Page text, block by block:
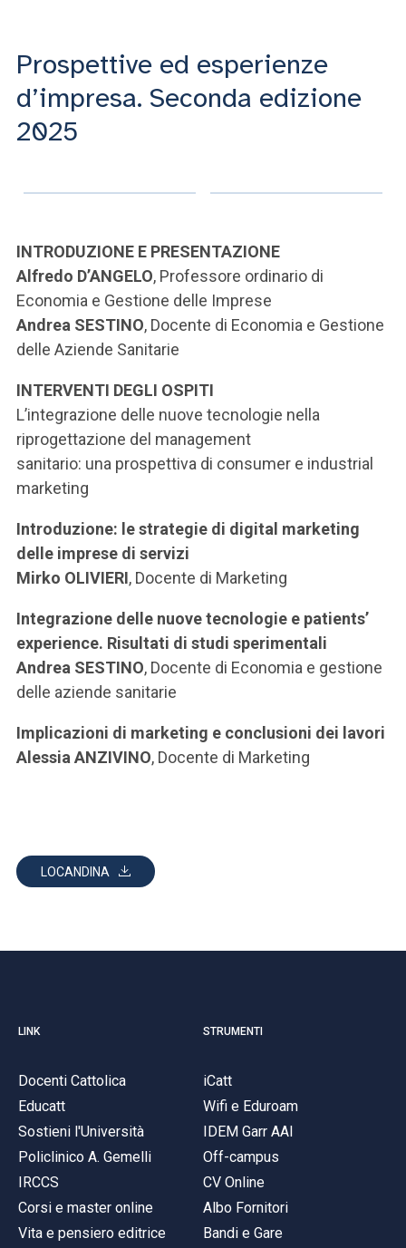
ACCEDI A CLOUDMAIL
Prospettive ed esperienze
d’impresa. Seconda edizione
2025
INTRODUZIONE E PRESENTAZIONE
Alfredo D’ANGELO, Professore ordinario di
Economia e Gestione delle Imprese
Andrea SESTINO, Docente di Economia e Gestione
delle Aziende Sanitarie
INTERVENTI DEGLI OSPITI
L’integrazione delle nuove tecnologie nella
riprogettazione del management
sanitario: una prospettiva di consumer e industrial
marketing
Introduzione: le strategie di digital marketing
delle imprese di servizi
Mirko OLIVIERI, Docente di Marketing
Integrazione delle nuove tecnologie e patients’
experience. Risultati di studi sperimentali
Andrea SESTINO, Docente di Economia e gestione
delle aziende sanitarie
Implicazioni di marketing e conclusioni dei lavori
Alessia ANZIVINO, Docente di Marketing
LOCANDINA
LINK
Docenti Cattolica
Educatt
Sostieni l'Università
Policlinico A. Gemelli
IRCCS
Corsi e master online
Vita e pensiero editrice
STRUMENTI
iCatt
Wifi e Eduroam
IDEM Garr AAI
Off-campus
CV Online
Albo Fornitori
Bandi e Gare